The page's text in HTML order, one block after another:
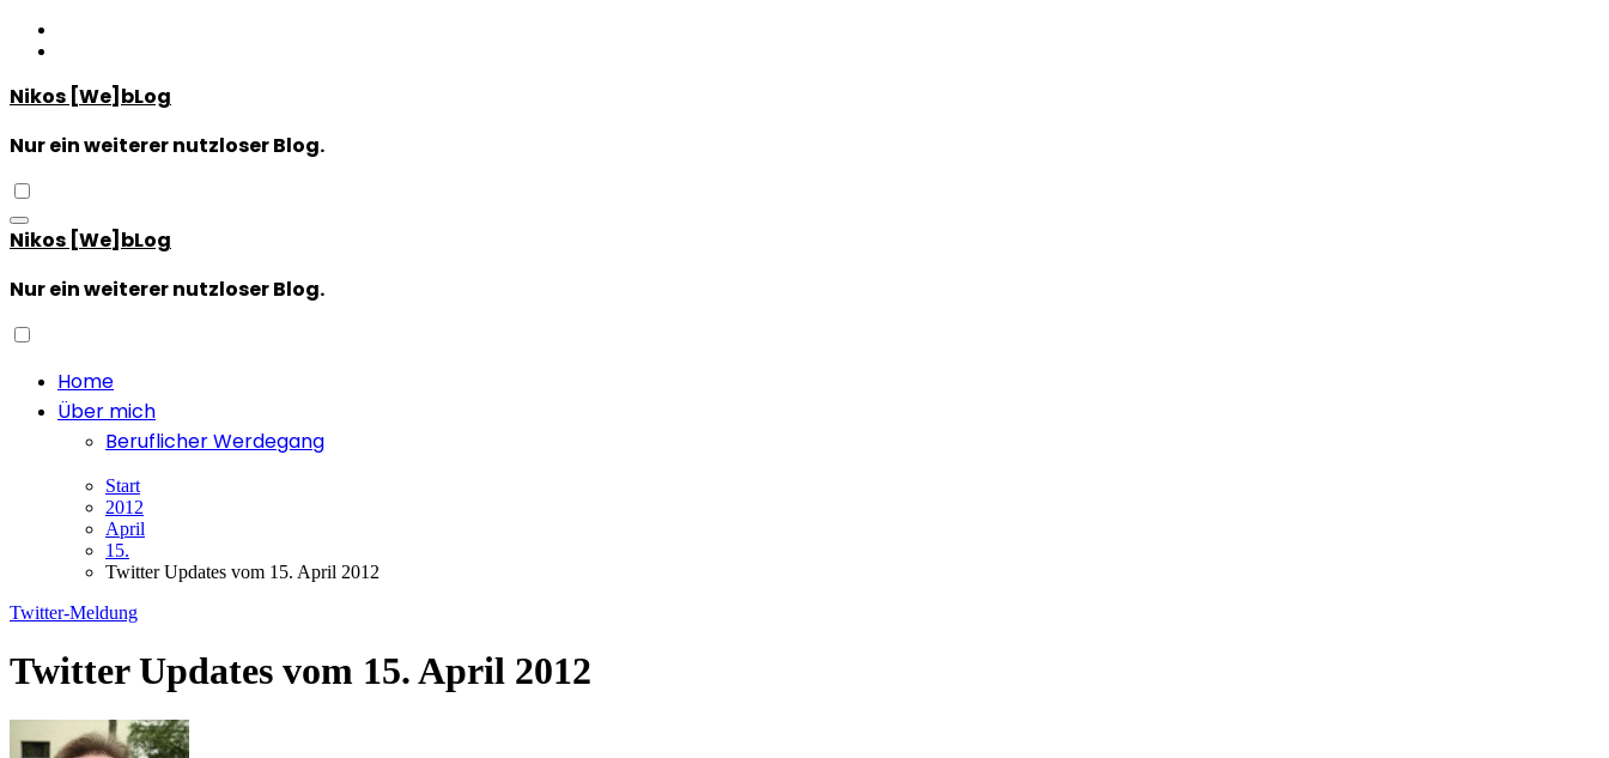
Zum
Inhalt
Nikos [We]bLog
Nur ein weiterer nutzloser Blog.
Nikos [We]bLog
Nur ein weiterer nutzloser Blog.
Home
Über mich
Beruflicher Werdegang
Start
2012
April
15.
Twitter Updates vom 15. April 2012
Twitter-Meldung
Twitter Updates vom 15. April 2012